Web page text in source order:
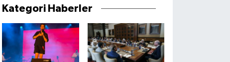
Kategori Haberler